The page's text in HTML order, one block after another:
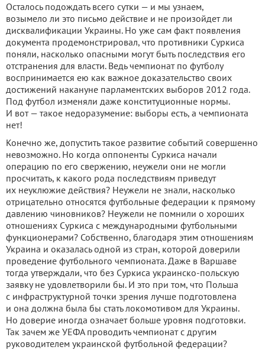
Осталось подождать всего сутки — и мы узнаем,
возымело ли это письмо действие и не произойдет ли
дисквалификации Украины. Но уже сам факт появления
документа продемонстрировал, что противники Суркиса
поняли, насколько опасными могут быть последствия его
отстранения для власти. Ведь чемпионат по футболу
воспринимается ею как важное доказательство своих
достижений накануне парламентских выборов 2012 года.
Под футбол изменяли даже конституционные нормы.
И вот — такое недоразумение: выборы есть, а чемпионата
нет!
Конечно же, допустить такое развитие событий совершенно
невозможно. Но когда оппоненты Суркиса начали
операцию по его свержению, неужели они не могли
просчитать, к какого рода последствиям приведут
их неуклюжие действия? Неужели не знали, насколько
отрицательно относятся футбольные федерации к прямому
давлению чиновников? Неужели не помнили о хороших
отношениях Суркиса с международными футбольными
функционерами? Собственно, благодаря этим отношениям
Украина и оказалась одной из стран, которой доверили
проведение футбольного чемпионата. Даже в Варшаве
тогда утверждали, что без Суркиса украинско-польскую
заявку не удовлетворили бы. И это при том, что Польша
с инфраструктурной точки зрения лучше подготовлена
и она должна была бы стать локомотивом для Украины.
Но доверие иногда означает больше уровня подготовки.
Так зачем же УЕФА проводить чемпионат с другим
руководителем украинской футбольной федерации?